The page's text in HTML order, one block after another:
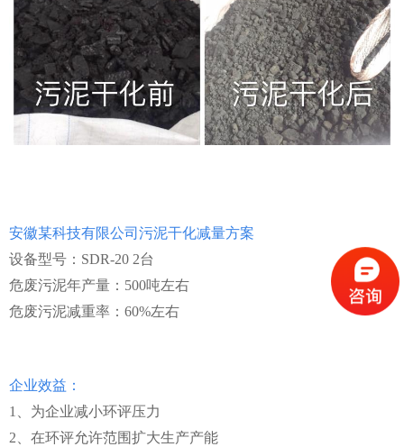
安徽某科技有限公司污泥干化减量方案
设备型号 ： SDR-20 2台
危废污泥年产量 ： 500吨左右
危废污泥减重率 ： 60%左右
企业效益：
1、为企业减小环评压力
2、在环评允许范围扩大生产产能